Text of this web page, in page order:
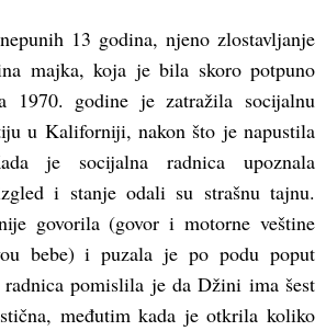
13 godina, njeno zlostavljanje
majka, koja je bila skoro potpuno
1970. godine je zatražila socijalnu
u Kaliforniji, nakon što je napustila
je socijalna radnica upoznala
i stanje odali su strašnu tajnu.
govorila (govor i motorne veštine
bebe) i puzala je po podu poput
pomislila je da Džini ima šest
međutim kada je otkrila koliko